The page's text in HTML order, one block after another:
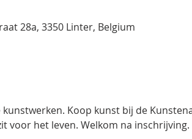
28a, 3350 Linter, Belgium
Koop kunst bij de
voor het leven. Welkom na inschrijving.